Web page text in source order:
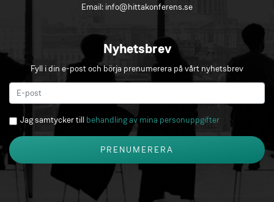
Email: info@hittakonferens.se
Nyhetsbrev
Fyll i din e-post och börja prenumerera på vårt nyhetsbrev
Jag samtycker till behandling av mina personuppgifter